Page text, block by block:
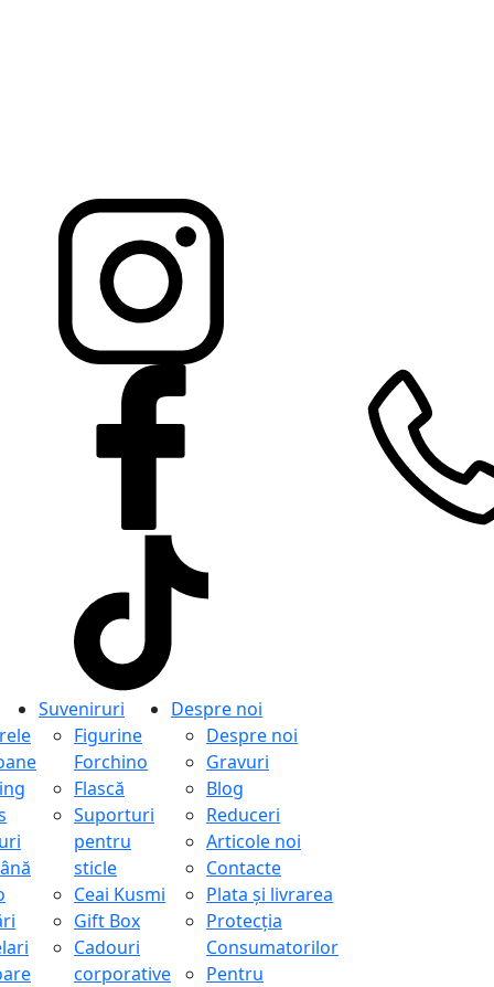
Suveniruri
Figurine
Forchino
Flască
Suporturi
pentru
sticle
Ceai Kusmi
Gift Box
Cadouri
corporative
Despre noi
Despre noi
Gravuri
Blog
Reduceri
Articole noi
Contacte
Plata și livrarea
Protecţia
Consumatorilor
Pentru